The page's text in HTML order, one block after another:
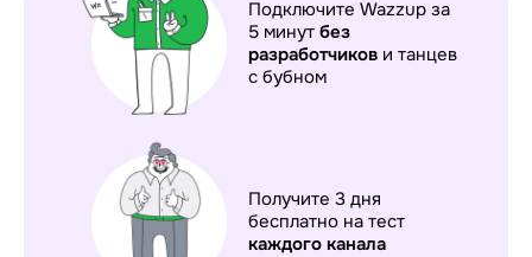
Подключите Wazzup за
5 минут без
разработчиков и танцев
с бубном
Получите 3 дня
бесплатно на тест
каждого канала